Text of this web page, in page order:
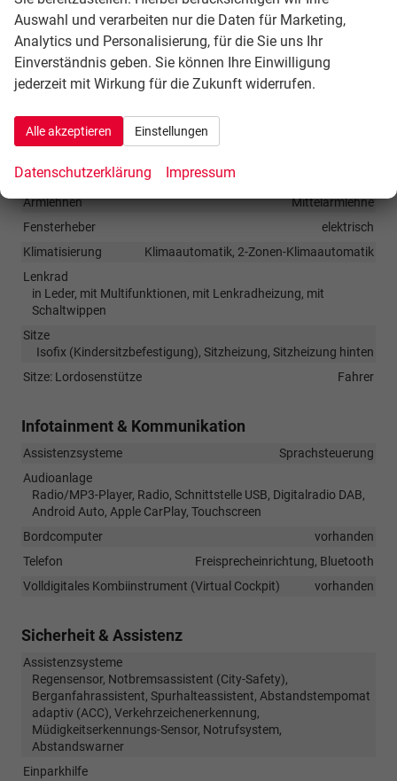
Außenspiegel elektr. verstell-, heiz- und anklappbar, mit
Abblendautomatik, Fahrassistenz-System:
Einschaltautomatik für Fahrlicht (Fahrlichtassistent),
Regensensor, Scheinwerfer LED, Reifendruck-
Kontrollsystem, Start/Stop-Anlage
Innen
Armlehnen
Mittelarmlehne
Fensterheber
elektrisch
Klimatisierung
Klimaautomatik, 2-Zonen-Klimaautomatik
Lenkrad
in Leder, mit Multifunktionen, mit Lenkradheizung, mit
Schaltwippen
Sitze
Isofix (Kindersitzbefestigung), Sitzheizung, Sitzheizung hinten
Sitze: Lordosenstütze
Fahrer
Infotainment & Kommunikation
Assistenzsysteme
Sprachsteuerung
Audioanlage
Radio/MP3-Player, Radio, Schnittstelle USB, Digitalradio DAB,
Android Auto, Apple CarPlay, Touchscreen
Bordcomputer
vorhanden
Telefon
Freisprecheinrichtung, Bluetooth
Volldigitales Kombiinstrument (Virtual Cockpit)
vorhanden
Sicherheit & Assistenz
Assistenzsysteme
Regensensor, Notbremsassistent (City-Safety),
Berganfahrassistent, Spurhalteassistent, Abstandstempomat
adaptiv (ACC), Verkehrzeichenerkennung,
Müdigkeitserkennungs-Sensor, Notrufsystem,
Abstandswarner
Einparkhilfe
Auswahl und verarbeiten nur die Daten für Marketing,
Analytics und Personalisierung, für die Sie uns Ihr
Einverständnis geben. Sie können Ihre Einwilligung
jederzeit mit Wirkung für die Zukunft widerrufen.
Alle akzeptieren Einstellungen
Datenschutzerklärung Impressum